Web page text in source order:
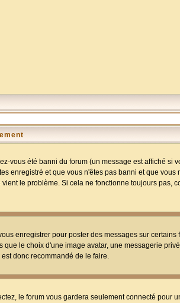
vous été banni du forum (un message est affiché si
enregistré et que vous n'êtes pas banni et que vous
le problème. Si cela ne fonctionne toujours pas,
enregistrer pour poster des messages sur certains
le choix d'une image avatar, une messagerie
donc recommandé de le faire.
le forum vous gardera seulement connecté pour